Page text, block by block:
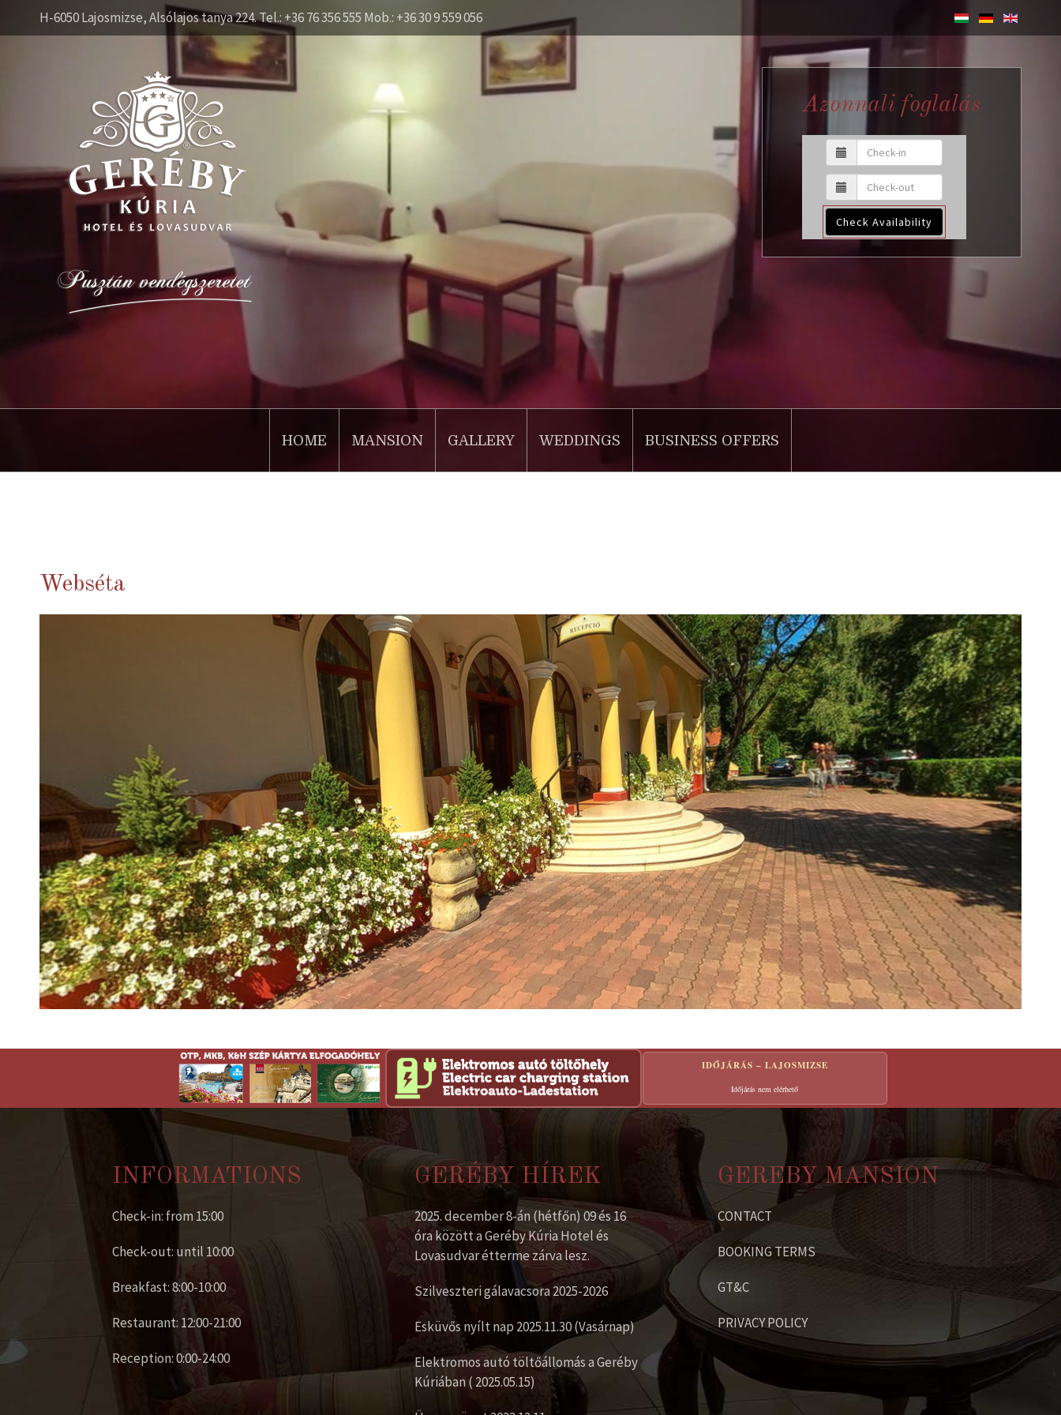
H-6050 Lajosmizse, Alsólajos tanya 224. Tel.: +36 76 356 555 Mob.: +36 30 9 559 056
Azonnali foglalás
Check Availability
HOME MANSION GALLERY WEDDINGS BUSINESS OFFERS
Webséta
IDŐJÁRÁS – LAJOSMIZSE
Időjárás nem elérhető
INFORMATIONS
Check-in: from 15:00
Check-out: until 10:00
Breakfast: 8:00-10:00
Restaurant: 12:00-21:00
Reception: 0:00-24:00
GERÉBY HÍREK
2025. december 8-án (hétfőn) 09 és 16
óra között a Geréby Kúria Hotel és
Lovasudvar étterme zárva lesz.
Szilveszteri gálavacsora 2025-2026
Esküvős nyílt nap 2025.11.30 (Vasárnap)
Elektromos autó töltőállomás a Geréby
Kúriában ( 2025.05.15)
GEREBY MANSION
CONTACT
BOOKING TERMS
GT&C
PRIVACY POLICY